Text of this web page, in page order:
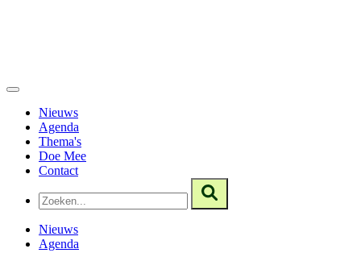
Nieuws
Agenda
Thema's
Doe Mee
Contact
Nieuws
Agenda